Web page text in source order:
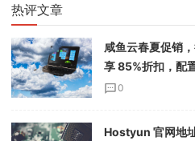
热评文章
咸鱼云春夏促销
享 85%折扣，配
0
Hostyun 官网地